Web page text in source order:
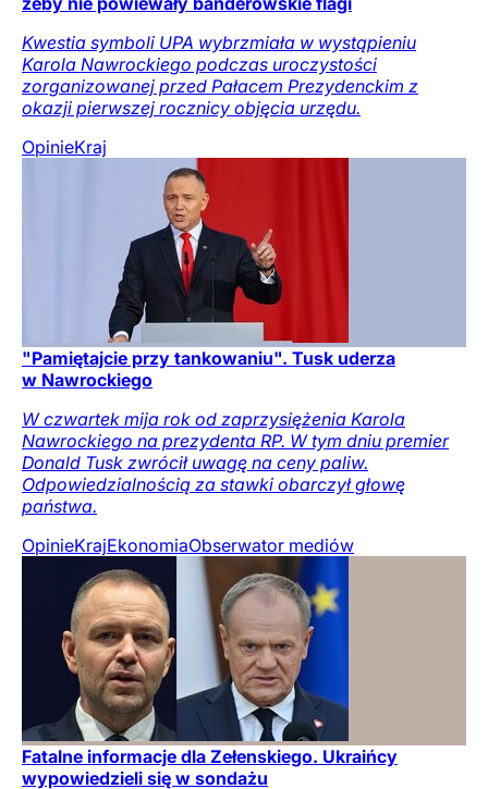
Kwestia symboli UPA wybrzmiała w wystąpieniu
Karola Nawrockiego podczas uroczystości
zorganizowanej przed Pałacem Prezydenckim z
okazji pierwszej rocznicy objęcia urzędu.
OpinieKraj
"Pamiętajcie przy tankowaniu". Tusk uderza
w Nawrockiego
W czwartek mija rok od zaprzysiężenia Karola
Nawrockiego na prezydenta RP. W tym dniu premier
Donald Tusk zwrócił uwagę na ceny paliw.
Odpowiedzialnością za stawki obarczył głowę
państwa.
OpinieKrajEkonomiaObserwator mediów
Fatalne informacje dla Zełenskiego. Ukraińcy
wypowiedzieli się w sondażu